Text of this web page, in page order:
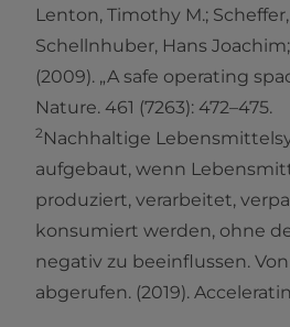
Lenton, Timothy M.;
Schellnhuber, Hans
(2009). „A safe operating
Nature. 461 (7263): 472–475.
2Nachhaltige
aufgebaut, wenn
produziert, verarbeitet,
konsumiert werden, ohne
negativ zu beeinflussen.
abgerufen. (2019).